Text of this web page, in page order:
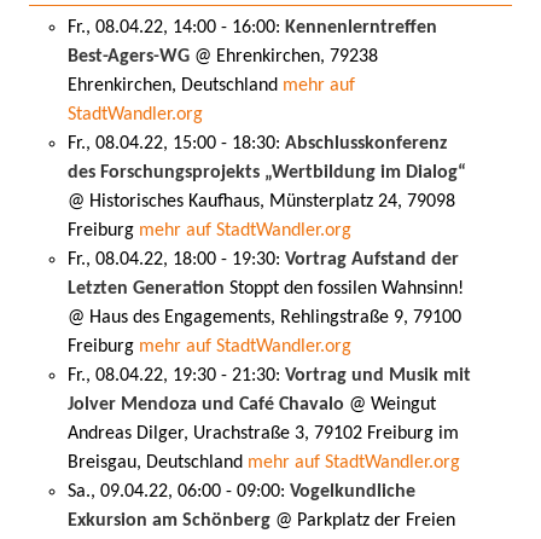
Fr., 08.04.22, 14:00 - 16:00: Kennenlerntreffen
Best-Agers-WG @ Ehrenkirchen, 79238
Ehrenkirchen, Deutschland mehr auf
StadtWandler.org
Fr., 08.04.22, 15:00 - 18:30: Abschlusskonferenz
des Forschungsprojekts „Wertbildung im Dialog“
@ Historisches Kaufhaus, Münsterplatz 24, 79098
Freiburg mehr auf StadtWandler.org
Fr., 08.04.22, 18:00 - 19:30: Vortrag Aufstand der
Letzten Generation Stoppt den fossilen Wahnsinn!
@ Haus des Engagements, Rehlingstraße 9, 79100
Freiburg mehr auf StadtWandler.org
Fr., 08.04.22, 19:30 - 21:30: Vortrag und Musik mit
Jolver Mendoza und Café Chavalo @ Weingut
Andreas Dilger, Urachstraße 3, 79102 Freiburg im
Breisgau, Deutschland mehr auf StadtWandler.org
Sa., 09.04.22, 06:00 - 09:00: Vogelkundliche
Exkursion am Schönberg @ Parkplatz der Freien